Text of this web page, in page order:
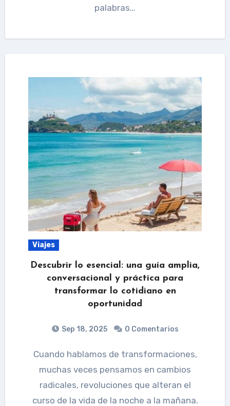
palabras…
Viajes
Descubrir lo esencial: una guía amplia,
conversacional y práctica para
transformar lo cotidiano en
oportunidad
Sep 18, 2025 0 Comentarios
Cuando hablamos de transformaciones,
muchas veces pensamos en cambios
radicales, revoluciones que alteran el
curso de la vida de la noche a la mañana.